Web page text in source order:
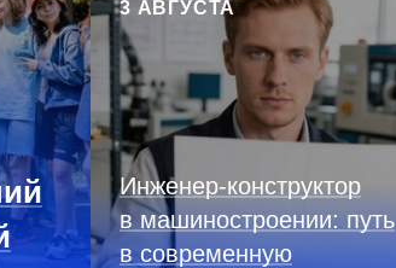
3 АВГУСТА
Инженер‑конструктор
в машиностроении: путь
в современную